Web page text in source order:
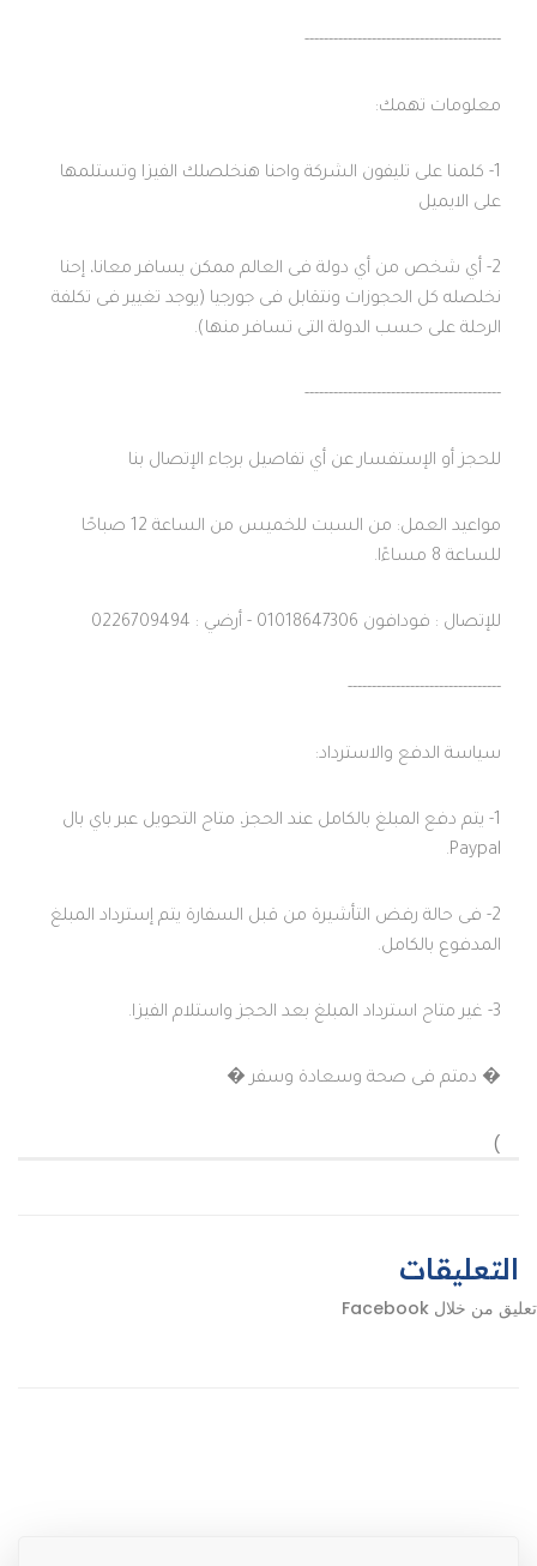
-----------------------------------------
معلومات تهمك:
1- كلمنا على تليفون الشركة واحنا هنخلصلك الفيزا وتستلمها
على الايميل
2- أي شخص من أي دولة فى العالم ممكن يسافر معانا، إحنا
نخلصله كل الحجوزات ونتقابل فى جورجيا (يوجد تغيير فى تكلفة
الرحلة على حسب الدولة التى تسافر منها).
-----------------------------------------
للحجز أو الإستفسار عن أي تفاصيل برجاء الإتصال بنا
مواعيد العمل: من السبت للخميس من الساعة 12 صباحًا
للساعة 8 مساءًا.
للإتصال : فودافون 01018647306 - أرضي : 0226709494
--------------------------------
سياسة الدفع والاسترداد:
1- يتم دفع المبلغ بالكامل عند الحجز، متاح التحويل عبر باي بال
Paypal.
2- فى حالة رفض التأشيرة من قبل السفارة يتم إسترداد المبلغ
المدفوع بالكامل.
3- غير متاح استرداد المبلغ بعد الحجز واستلام الفيزا.
� دمتم فى صحة وسعادة وسفر �
)
التعليقات
تعليق من خلال Facebook